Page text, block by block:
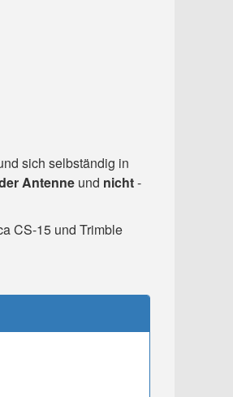
sich selbständig in
Antenne und nicht-
CS-15 und Trimble